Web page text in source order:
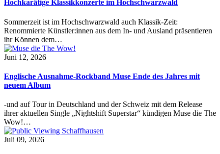
Hochkarätige Klassikkonzerte im Hochschwarzwald
Sommerzeit ist im Hochschwarzwald auch Klassik-Zeit:
Renommierte Künstler:innen aus dem In- und Ausland präsentieren
ihr Können dem…
Juni 12, 2026
Englische Ausnahme-Rockband Muse Ende des Jahres mit
neuem Album
-und auf Tour in Deutschland und der Schweiz mit dem Release
ihrer aktuellen Single „Nightshift Superstar“ kündigen Muse die The
Wow!…
Juli 09, 2026